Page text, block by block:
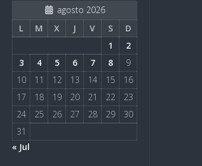
agosto 2026
L
M X J V S
D
1
2
3
4 5 6 7 8
9
10
11 12 13 14 15
16
17
18 19 20 21 22
23
24
25 26 27 28 29
30
31
« Jul